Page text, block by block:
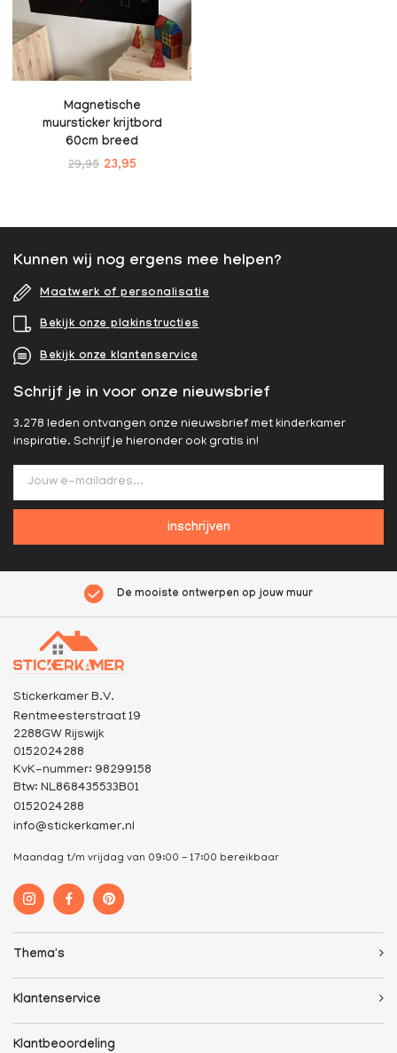
Magnetische
muursticker krijtbord
60cm breed
29,95 23,95
Kunnen wij nog ergens mee helpen?
Maatwerk of personalisatie
Bekijk onze plakinstructies
Bekijk onze klantenservice
Schrijf je in voor onze nieuwsbrief
3.278 leden ontvangen onze nieuwsbrief met kinderkamer
inspiratie. Schrijf je hieronder ook gratis in!
inschrijven
De mooiste ontwerpen op jouw muur
Stickerkamer B.V.
Rentmeesterstraat 19
2288GW Rijswijk
0152024288
KvK-nummer: 98299158
Btw: NL868435533B01
0152024288
info@stickerkamer.nl
Maandag t/m vrijdag van 09:00 - 17:00 bereikbaar
Thema's
Klantenservice
Klantbeoordeling